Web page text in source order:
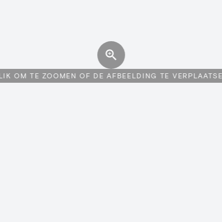
OM TE ZOOMEN OF DE AFBEELDING TE